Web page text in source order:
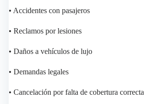
• Accidentes con pasajeros
• Reclamos por lesiones
• Daños a vehículos de lujo
• Demandas legales
• Cancelación por falta de cobertura correcta